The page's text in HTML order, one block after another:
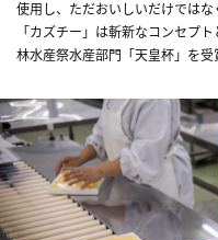
使用し、ただおいしいだけではな
「カズチー」は斬新なコンセプ
林水産祭水産部門「天皇杯」を受